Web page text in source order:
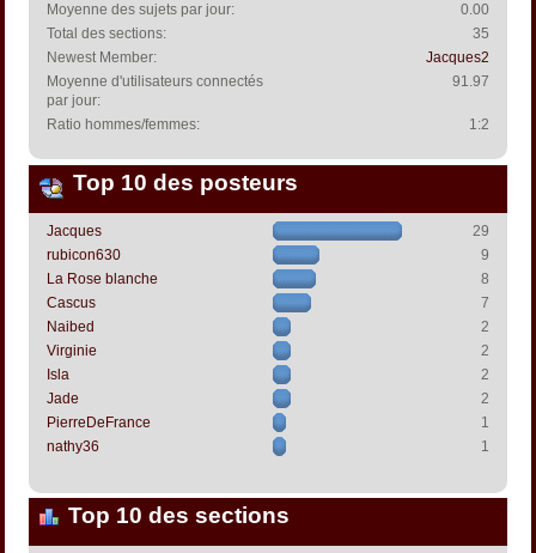
Moyenne des sujets par jour:
0.00
Total des sections:
35
Newest Member:
Jacques2
Moyenne d'utilisateurs connectés
par jour:
91.97
Ratio hommes/femmes: 1:2
Top 10 des posteurs
Jacques
29
rubicon630
9
La Rose blanche
8
Cascus
7
Naibed
2
Virginie
2
Isla
2
Jade
2
PierreDeFrance
1
nathy36
1
Top 10 des sections